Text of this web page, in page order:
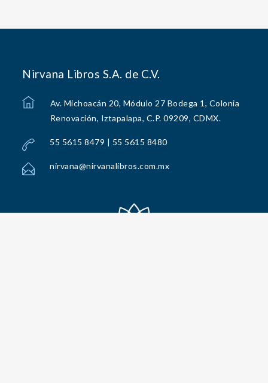
Nirvana Libros S.A. de C.V.
Av. Michoacán 20, Módulo 27 Bodega 1, Colonia
Renovación, Iztapalapa, C.P. 09209, CDMX.
55 5615 8479 | 55 5615 8480
nirvana@nirvanalibros.com.mx